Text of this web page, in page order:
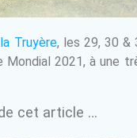
Truyère, les 29, 30 &
Mondial 2021, à une
cet article …